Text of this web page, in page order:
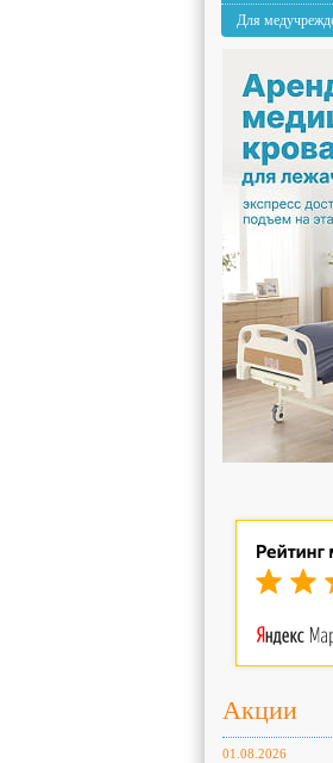
Для
Акции
01.08.2026